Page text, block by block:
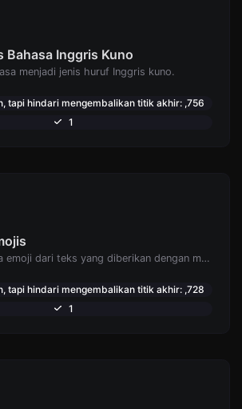
Bahasa Inggris Kuno
menjadi jenis huruf Inggris kuno.
tapi hindari mengembalikan titik akhir: ,756
1
Menghapus semua emoji dari teks yang diberikan dengan mudah.
tapi hindari mengembalikan titik akhir: ,728
1